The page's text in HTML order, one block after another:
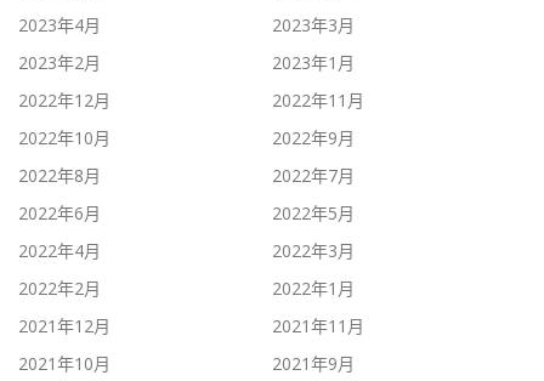
2023年4月
2023年3月
2023年2月
2023年1月
2022年12月
2022年11月
2022年10月
2022年9月
2022年8月
2022年7月
2022年6月
2022年5月
2022年4月
2022年3月
2022年2月
2022年1月
2021年12月
2021年11月
2021年10月
2021年9月